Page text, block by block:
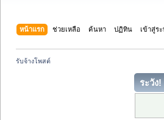
หน้าแรก ช่วยเหลือ ค้นหา ปฏิทิน เข้าสู่ร
รับจ้างโพสต์
ระวัง!